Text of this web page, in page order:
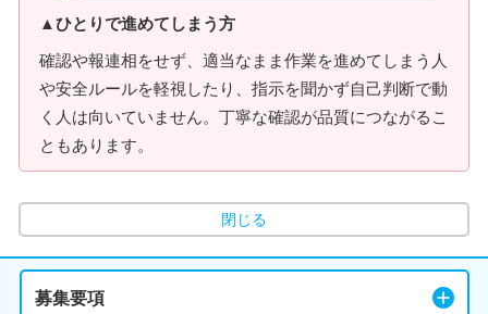
▲ひとりで進めてしまう方
確認や報連相をせず、適当なまま作業を進めてしまう人
や安全ルールを軽視したり、指示を聞かず自己判断で動
く人は向いていません。丁寧な確認が品質につながるこ
ともあります。
閉じる
募集要項